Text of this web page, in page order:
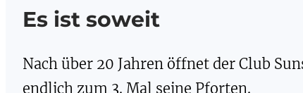
Es ist soweit
Nach über 20 Jahren öffnet der Club
endlich zum 3. Mal seine Pforten.